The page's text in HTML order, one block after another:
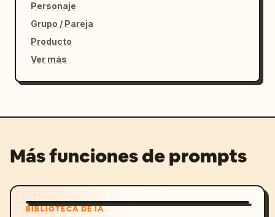
Personaje
Grupo / Pareja
Producto
Ver más
Más funciones de prompts
BIBLIOTECA DE IA